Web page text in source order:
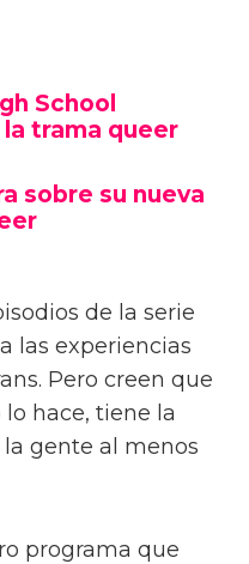
School
trama queer
sobre su nueva
de la serie
las experiencias
Pero creen que
hace, tiene la
gente al menos
programa que